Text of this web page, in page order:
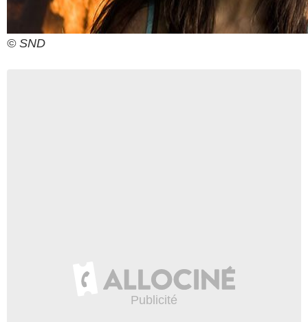
© SND